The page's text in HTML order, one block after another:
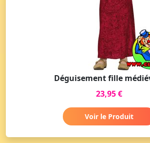
Déguisement fille
23,95 €
Voir le Produit